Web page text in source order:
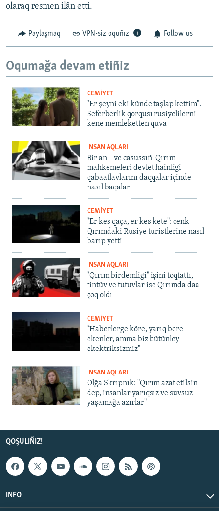
olaraq resmen ilân etti.
Paylaşmaq VPN-siz oquñız Follow us
Oqumağa devam etiñiz
CEMİYET
"Er şeyni eki künde taşlap kettim".
Seferberlik qorqusı rusiyelilerni
kene memleketten quva
İNSAN AQLARI
Bir an – ve casussıñ. Qırım
mahkemeleri devlet hainligi
qabaatlavlarını daqqalar içinde
nasıl baqalar
CEMİYET
"Er kes qaça, er kes kete": cenk
Qırımdaki Rusiye turistlerine nasıl
barıp yetti
İNSAN AQLARI
"Qırım birdemligi" işini toqtattı,
tintüv ve tutuvlar ise Qırımda daa
çoq oldı
CEMİYET
"Haberlerge köre, yarıq bere
ekenler, amma biz bütünley
ekektriksizmiz"
İNSAN AQLARI
Olğa Skrıpnık: "Qırım azat etilsin
dep, insanlar yarıqsız ve suvsuz
yaşamağa azırlar"
QOŞULIÑIZ!
INFO